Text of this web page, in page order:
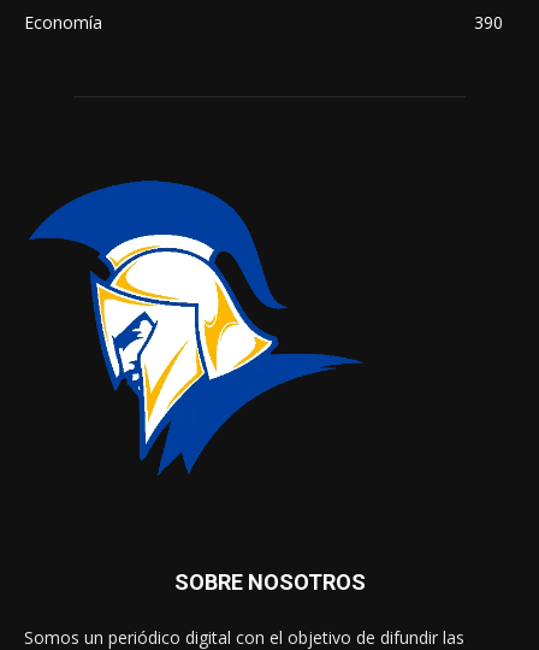
Economía
390
SOBRE NOSOTROS
Somos un periódico digital con el objetivo de difundir las